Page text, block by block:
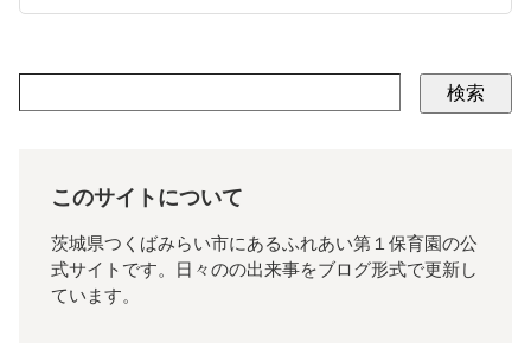
検索
このサイトについて
茨城県つくばみらい市にあるふれあい第１保育園の公
式サイトです。日々のの出来事をブログ形式で更新し
ています。